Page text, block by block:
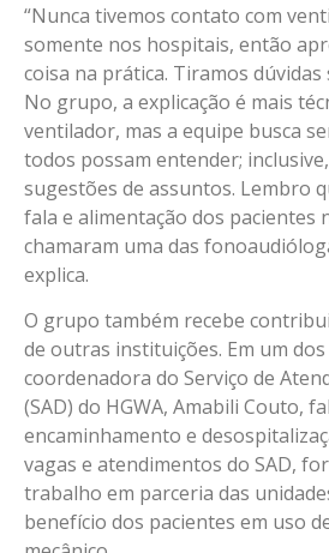
“Nunca tivemos contato com
somente nos hospitais, então
coisa na prática. Tiramos
No grupo, a explicação é mais
ventilador, mas a equipe busca
todos possam entender;
sugestões de assuntos. Lembro
fala e alimentação dos pacientes
chamaram uma das
explica.
O grupo também recebe
de outras instituições. Em um
coordenadora do Serviço de
(SAD) do HGWA, Amabili Couto,
encaminhamento e
vagas e atendimentos do SAD,
trabalho em parceria das
benefício dos pacientes em uso